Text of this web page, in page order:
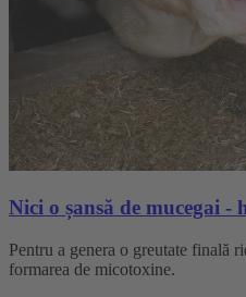
Nici o șansă de mucegai
Pentru a genera o greutate finală
formarea de micotoxine.